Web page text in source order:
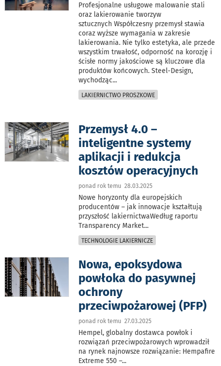
Profesjonalne usługowe malowanie stali
oraz lakierowanie tworzyw
sztucznych Współczesny przemysł stawia
coraz wyższe wymagania w zakresie
lakierowania. Nie tylko estetyka, ale przede
wszystkim trwałość, odporność na korozję i
ścisłe normy jakościowe są kluczowe dla
produktów końcowych. Steel-Design,
wychodząc...
LAKIERNICTWO PROSZKOWE
Przemysł 4.0 –
inteligentne systemy
aplikacji i redukcja
kosztów operacyjnych
ponad rok temu 28.03.2025
Nowe horyzonty dla europejskich
producentów – jak innowacje kształtują
przyszłość lakiernictwaWedług raportu
Transparency Market...
TECHNOLOGIE LAKIERNICZE
Nowa, epoksydowa
powłoka do pasywnej
ochrony
przeciwpożarowej (PFP)
ponad rok temu 27.03.2025
Hempel, globalny dostawca powłok i
rozwiązań przeciwpożarowych wprowadził
na rynek najnowsze rozwiązanie: Hempafire
Extreme 550 –...